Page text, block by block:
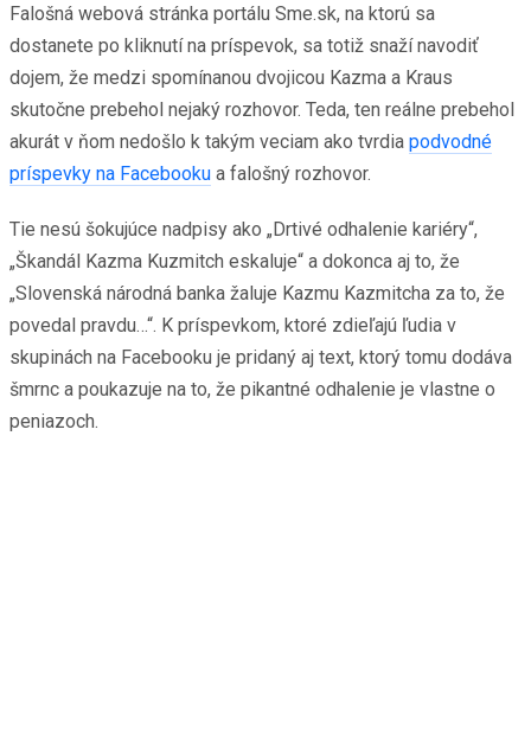
Falošná webová stránka portálu Sme.sk, na ktorú sa
dostanete po kliknutí na príspevok, sa totiž snaží navodiť
dojem, že medzi spomínanou dvojicou Kazma a Kraus
skutočne prebehol nejaký rozhovor. Teda, ten reálne prebehol
akurát v ňom nedošlo k takým veciam ako tvrdia podvodné
príspevky na Facebooku a falošný rozhovor.
Tie nesú šokujúce nadpisy ako „Drtivé odhalenie kariéry“,
„Škandál Kazma Kuzmitch eskaluje“ a dokonca aj to, že
„Slovenská národná banka žaluje Kazmu Kazmitcha za to, že
povedal pravdu…“. K príspevkom, ktoré zdieľajú ľudia v
skupinách na Facebooku je pridaný aj text, ktorý tomu dodáva
šmrnc a poukazuje na to, že pikantné odhalenie je vlastne o
peniazoch.